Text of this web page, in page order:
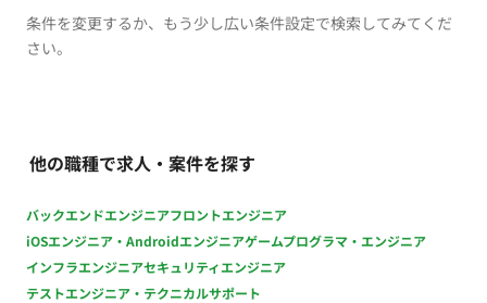
条件を変更するか、もう少し広い条件設定で検索してみてくだ
さい。
他の職種で求人・案件を探す
バックエンドエンジニアフロントエンジニア
iOSエンジニア・Androidエンジニアゲームプログラマ・エンジニア
インフラエンジニアセキュリティエンジニア
テストエンジニア・テクニカルサポート